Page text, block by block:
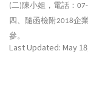
(二)陳小姐，電話：
四、隨函檢附2018企
參。
Last Updated: May